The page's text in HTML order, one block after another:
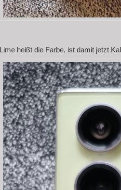
Lime heißt die Farbe, ist damit jetzt